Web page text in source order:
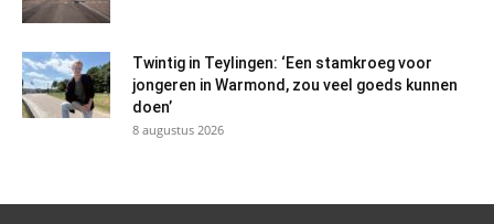
Twintig in Teylingen: ‘Een stamkroeg voor
jongeren in Warmond, zou veel goeds kunnen
doen’
8 augustus 2026